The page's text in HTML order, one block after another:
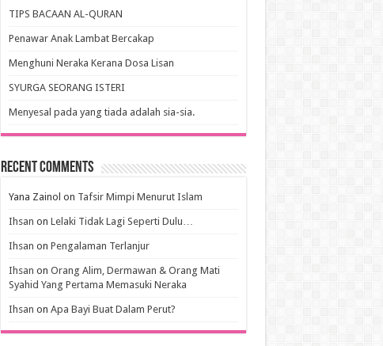
TIPS BACAAN AL-QURAN
Penawar Anak Lambat Bercakap
Menghuni Neraka Kerana Dosa Lisan
SYURGA SEORANG ISTERI
Menyesal pada yang tiada adalah sia-sia.
Recent Comments
Yana Zainol on Tafsir Mimpi Menurut Islam
Ihsan on Lelaki Tidak Lagi Seperti Dulu…
Ihsan on Pengalaman Terlanjur
Ihsan on Orang Alim, Dermawan & Orang Mati
Syahid Yang Pertama Memasuki Neraka
Ihsan on Apa Bayi Buat Dalam Perut?